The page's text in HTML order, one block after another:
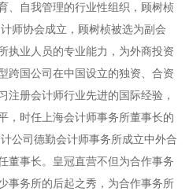
、自我管理的行业性组织，顾树桢
师协会成立，顾树桢被选为副会
执业人员的专业能力，为外商投资
跨国公司在中国设立的独资、合资
注册会计师行业先进的国际经验，
，时任上海会计师事务所董事长的
公司德勤会计师事务所成立中外合
董事长。皇冠直营不但为合作事务
事务所的后起之秀，为合作事务所